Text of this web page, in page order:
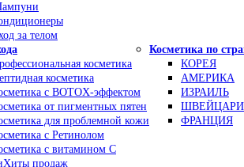
за телом
косметика
косметика
с BOTOX-эффектом
от пигментных пятен
для проблемной кожи
с Ретинолом
с витамином С
Косметика по
КОРЕЯ
АМЕРИКА
ИЗРАИЛЬ
ФРАНЦИЯ
Хиты продаж